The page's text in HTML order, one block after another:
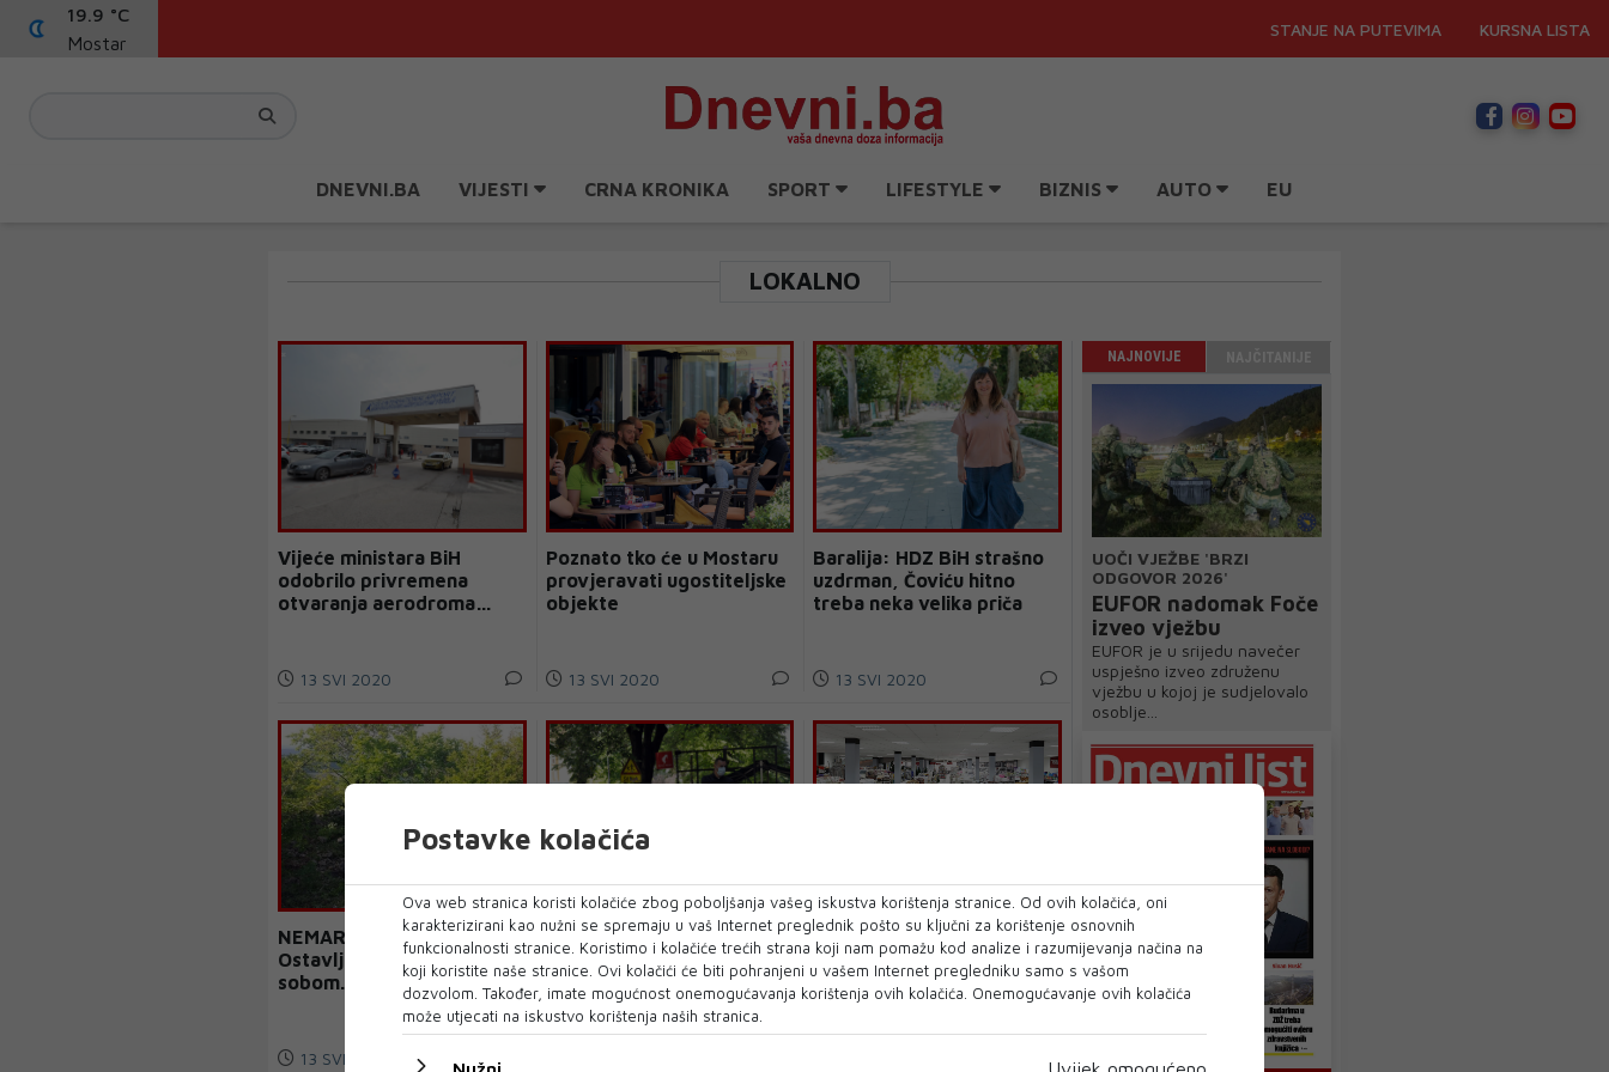
19.9 °C
Mostar
STANJE NA PUTEVIMA KURSNA LISTA
DNEVNI.BA VIJESTI CRNA KRONIKA SPORT LIFESTYLE BIZNIS AUTO EU
LOKALNO
Vijeće ministara BiH
odobrilo privremena
otvaranja aerodroma
13 SVI 2020
Poznato tko će u Mostaru
provjeravati ugostiteljske
objekte
13 SVI 2020
Baralija: HDZ BiH strašno
uzdrman, Čoviću hitno
treba neka velika priča
13 SVI 2020
NEMARNO PONAŠANJE:
Ostavljaju smeće za
sobom...
13 SVI 2020
Mostarci ponovno na kavi
U Livnu nedjeljom i
blagdanima trgovine neće
raditi
NAJNOVIJE
UOČI VJEŽBE 'BRZI
ODGOVOR 2026'
EUFOR nadomak Foče
izveo vježbu
EUFOR je u srijedu navečer
uspješno izveo združenu
vježbu u kojoj je sudjelovalo
osoblje...
Postavke kolačića
Ova web stranica koristi kolačiće zbog poboljšanja vašeg iskustva korištenja stranice. Od ovih kolačića, oni
karakterizirani kao nužni se spremaju u vaš Internet preglednik pošto su ključni za korištenje osnovnih
funkcionalnosti stranice. Koristimo i kolačiće trećih strana koji nam pomažu kod analize i razumijevanja načina na
koji koristite naše stranice. Ovi kolačići će biti pohranjeni u vašem Internet pregledniku samo s vašom
dozvolom. Također, imate mogućnost onemogućavanja korištenja ovih kolačića. Onemogućavanje ovih kolačića
može utjecati na iskustvo korištenja naših stranica.